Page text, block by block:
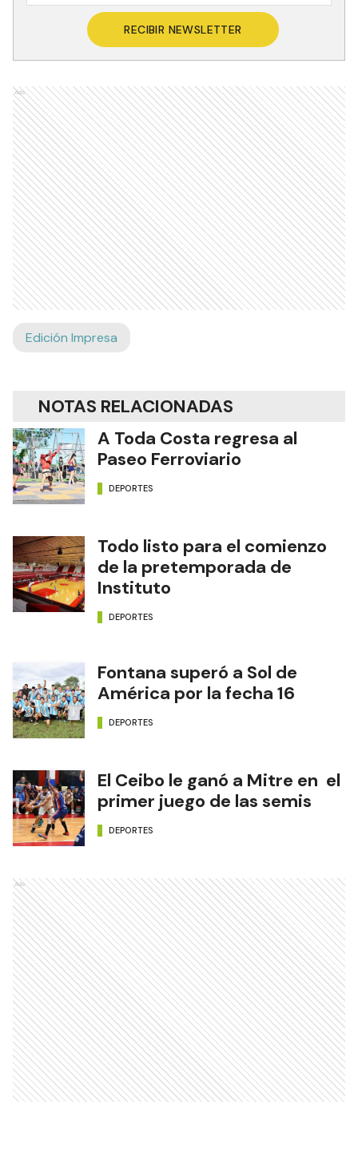
RECIBIR NEWSLETTER
Ads
Edición Impresa
NOTAS RELACIONADAS
A Toda Costa regresa al
Paseo Ferroviario
DEPORTES
Todo listo para el comienzo
de la pretemporada de
Instituto
DEPORTES
Fontana superó a Sol de
América por la fecha 16
DEPORTES
El Ceibo le ganó a Mitre en el
primer juego de las semis
DEPORTES
Ads